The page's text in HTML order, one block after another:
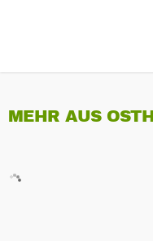
MEHR AUS